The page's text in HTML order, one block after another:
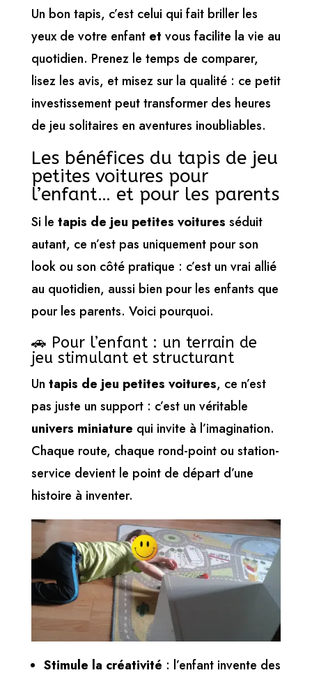
Un bon tapis, c’est celui qui fait briller les
yeux de votre enfant et vous facilite la vie au
quotidien. Prenez le temps de comparer,
lisez les avis, et misez sur la qualité : ce petit
investissement peut transformer des heures
de jeu solitaires en aventures inoubliables.
Les bénéfices du tapis de jeu
petites voitures pour
l’enfant… et pour les parents
Si le tapis de jeu petites voitures séduit
autant, ce n’est pas uniquement pour son
look ou son côté pratique : c’est un vrai allié
au quotidien, aussi bien pour les enfants que
pour les parents. Voici pourquoi.
🚗 Pour l’enfant : un terrain de
jeu stimulant et structurant
Un tapis de jeu petites voitures, ce n’est
pas juste un support : c’est un véritable
univers miniature qui invite à l’imagination.
Chaque route, chaque rond-point ou station-
service devient le point de départ d’une
histoire à inventer.
Stimule la créativité : l’enfant invente des